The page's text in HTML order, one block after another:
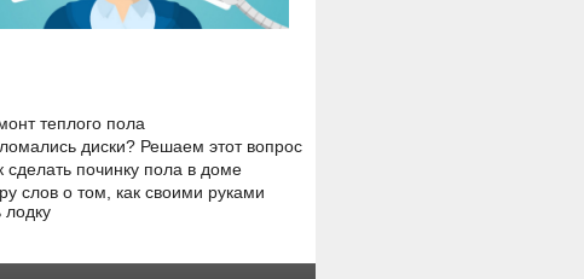
теплого пола
диски? Решаем этот вопрос
сделать починку пола в доме
слов о том, как своими руками
лодку